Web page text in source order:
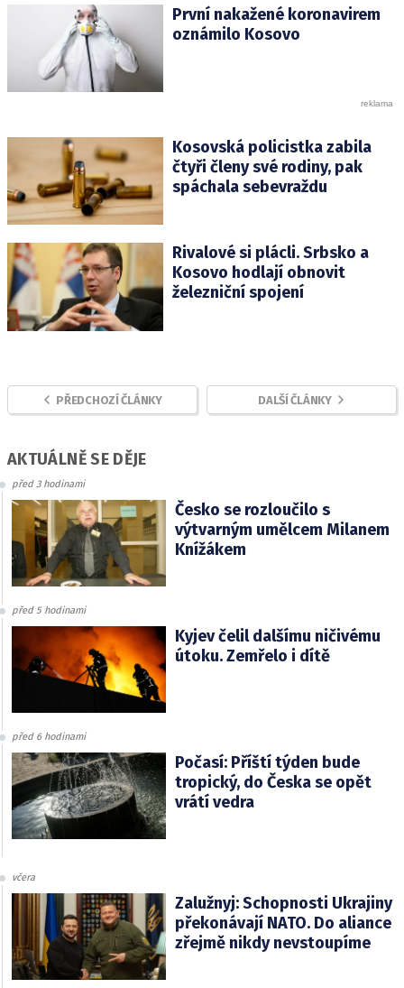
První nakažené koronavirem
oznámilo Kosovo
Kosovská policistka zabila
čtyři členy své rodiny, pak
spáchala sebevraždu
Rivalové si plácli. Srbsko a
Kosovo hodlají obnovit
železniční spojení
PŘEDCHOZÍ ČLÁNKY DALŠÍ ČLÁNKY
AKTUÁLNĚ SE DĚJE
před 3 hodinami
Česko se rozloučilo s
výtvarným umělcem Milanem
Knížákem
před 5 hodinami
Kyjev čelil dalšímu ničivému
útoku. Zemřelo i dítě
před 6 hodinami
Počasí: Příští týden bude
tropický, do Česka se opět
vrátí vedra
včera
Zalužnyj: Schopnosti Ukrajiny
překonávají NATO. Do aliance
zřejmě nikdy nevstoupíme